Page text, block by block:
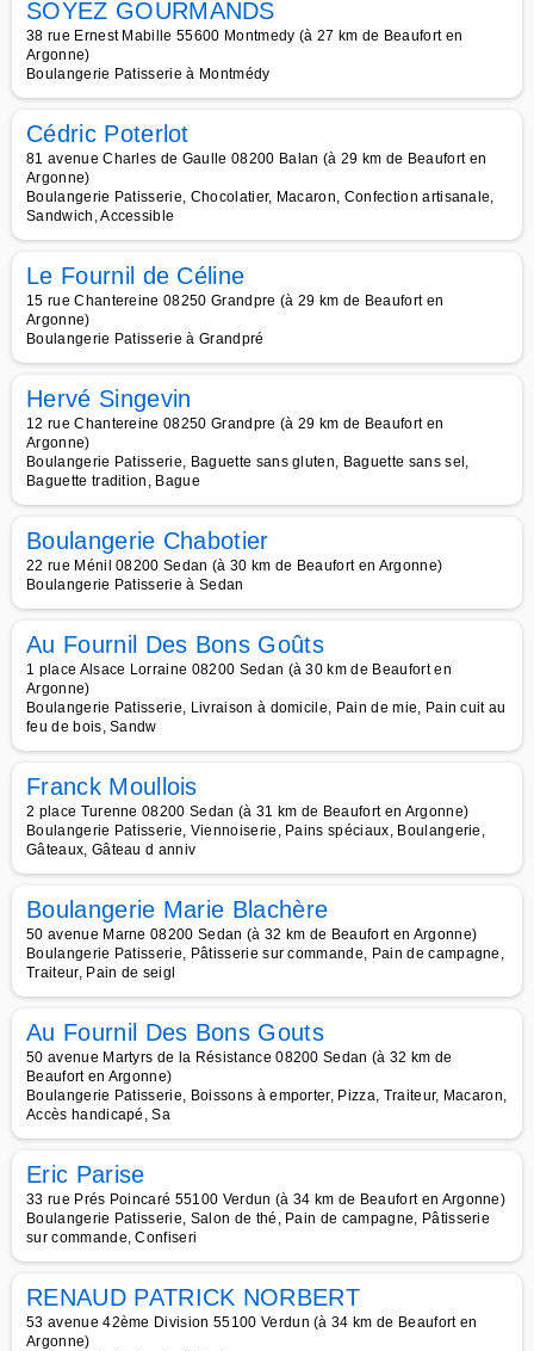
SOYEZ GOURMANDS
38 rue Ernest Mabille 55600 Montmedy (à 27 km de Beaufort en
Argonne)
Boulangerie Patisserie à Montmédy
Cédric Poterlot
81 avenue Charles de Gaulle 08200 Balan (à 29 km de Beaufort en
Argonne)
Boulangerie Patisserie, Chocolatier, Macaron, Confection artisanale,
Sandwich, Accessible
Le Fournil de Céline
15 rue Chantereine 08250 Grandpre (à 29 km de Beaufort en
Argonne)
Boulangerie Patisserie à Grandpré
Hervé Singevin
12 rue Chantereine 08250 Grandpre (à 29 km de Beaufort en
Argonne)
Boulangerie Patisserie, Baguette sans gluten, Baguette sans sel,
Baguette tradition, Bague
Boulangerie Chabotier
22 rue Ménil 08200 Sedan (à 30 km de Beaufort en Argonne)
Boulangerie Patisserie à Sedan
Au Fournil Des Bons Goûts
1 place Alsace Lorraine 08200 Sedan (à 30 km de Beaufort en
Argonne)
Boulangerie Patisserie, Livraison à domicile, Pain de mie, Pain cuit au
feu de bois, Sandw
Franck Moullois
2 place Turenne 08200 Sedan (à 31 km de Beaufort en Argonne)
Boulangerie Patisserie, Viennoiserie, Pains spéciaux, Boulangerie,
Gâteaux, Gâteau d anniv
Boulangerie Marie Blachère
50 avenue Marne 08200 Sedan (à 32 km de Beaufort en Argonne)
Boulangerie Patisserie, Pâtisserie sur commande, Pain de campagne,
Traiteur, Pain de seigl
Au Fournil Des Bons Gouts
50 avenue Martyrs de la Résistance 08200 Sedan (à 32 km de
Beaufort en Argonne)
Boulangerie Patisserie, Boissons à emporter, Pizza, Traiteur, Macaron,
Accès handicapé, Sa
Eric Parise
33 rue Prés Poincaré 55100 Verdun (à 34 km de Beaufort en Argonne)
Boulangerie Patisserie, Salon de thé, Pain de campagne, Pâtisserie
sur commande, Confiseri
RENAUD PATRICK NORBERT
53 avenue 42ème Division 55100 Verdun (à 34 km de Beaufort en
Argonne)